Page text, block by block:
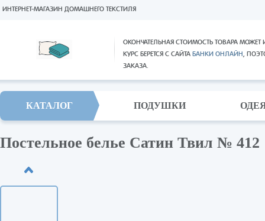
ОКОНЧАТЕЛЬНАЯ СТОИМОСТЬ ТОВАРА
КУРС БЕРЕТСЯ С САЙТА БАНКИ ОНЛАЙН,
ЗАКАЗА.
ИНТЕРНЕТ-МАГАЗИН ДОМАШНЕГО ТЕКСТИЛЯ
КАТАЛОГ ПОДУШКИ
Постельное белье Сатин Твил № 412